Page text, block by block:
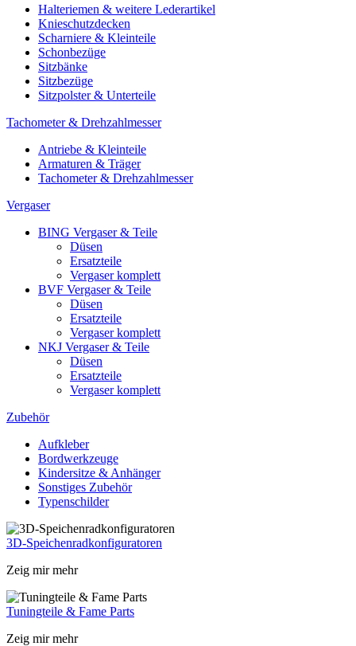
Halteriemen & weitere Lederartikel
Knieschutzdecken
Scharniere & Kleinteile
Schonbezüge
Sitzbänke
Sitzbezüge
Sitzpolster & Unterteile
Tachometer & Drehzahlmesser
Antriebe & Kleinteile
Armaturen & Träger
Tachometer & Drehzahlmesser
Vergaser
BING Vergaser & Teile
Düsen
Ersatzteile
Vergaser komplett
BVF Vergaser & Teile
Düsen
Ersatzteile
Vergaser komplett
NKJ Vergaser & Teile
Düsen
Ersatzteile
Vergaser komplett
Zubehör
Aufkleber
Bordwerkzeuge
Kindersitze & Anhänger
Sonstiges Zubehör
Typenschilder
3D-Speichenradkonfiguratoren
Zeig mir mehr
Tuningteile & Fame Parts
Zeig mir mehr